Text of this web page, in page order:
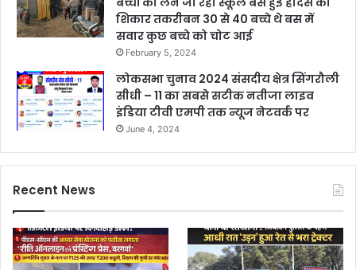
शिकार तकरीबन 30 से 40 बच्चे थे बस में
सवार कुछ बच्चे को चोट आई
February 5, 2024
लोकसभा चुनाव 2024 संसदीय क्षेत्र सिंगरौली
सीधी – 11 का सबसे सटीक नतीजा लाइव
इंडिया टीवी एमपी तक न्यूज नेटवर्क पर
June 4, 2024
Recent News